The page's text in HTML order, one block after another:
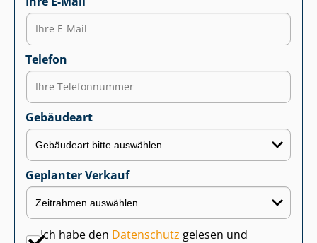
Telefon
Gebäudeart
Geplanter Verkauf
Ich habe den Datenschutz gelesen und